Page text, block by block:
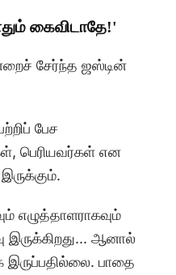
கைவிடாதே!'
சேர்ந்த ஜஸ்டின்
பேச
பெரியவர்கள் என
எழுத்தாளராகவும்
ஆனால்
பாதை